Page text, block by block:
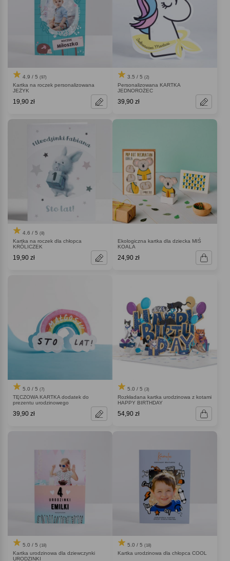
4.9 / 5 (97)
Kartka na roczek personalizowana
JEŻYK
19,90 zł
3.5 / 5 (2)
Personalizowana KARTKA
JEDNOROŻEC
39,90 zł
4.6 / 5 (8)
Kartka na roczek dla chłopca
KRÓLICZEK
19,90 zł
Ekologiczna kartka dla dziecka MIŚ
KOALA
24,90 zł
5.0 / 5 (7)
TĘCZOWA KARTKA dodatek do
prezentu urodzinowego
39,90 zł
5.0 / 5 (3)
Rozkładana kartka urodzinowa z kotami
HAPPY BIRTHDAY
54,90 zł
5.0 / 5 (18)
Kartka urodzinowa dla dziewczynki
URODZINKI
5.0 / 5 (18)
Kartka urodzinowa dla chłopca COOL